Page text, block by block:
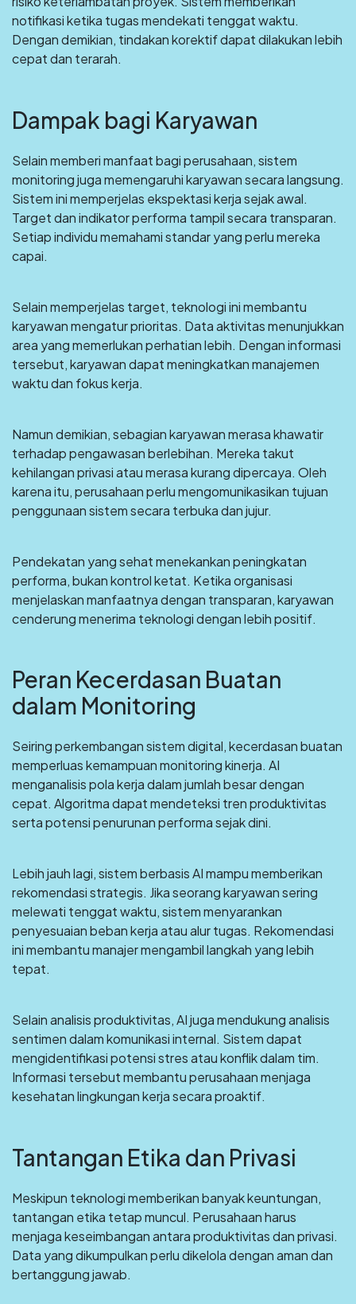
notifikasi ketika tugas mendekati tenggat waktu.
Dengan demikian, tindakan korektif dapat dilakukan lebih
cepat dan terarah.
Dampak bagi Karyawan
Selain memberi manfaat bagi perusahaan, sistem
monitoring juga memengaruhi karyawan secara langsung.
Sistem ini memperjelas ekspektasi kerja sejak awal.
Target dan indikator performa tampil secara transparan.
Setiap individu memahami standar yang perlu mereka
capai.
Selain memperjelas target, teknologi ini membantu
karyawan mengatur prioritas. Data aktivitas menunjukkan
area yang memerlukan perhatian lebih. Dengan informasi
tersebut, karyawan dapat meningkatkan manajemen
waktu dan fokus kerja.
Namun demikian, sebagian karyawan merasa khawatir
terhadap pengawasan berlebihan. Mereka takut
kehilangan privasi atau merasa kurang dipercaya. Oleh
karena itu, perusahaan perlu mengomunikasikan tujuan
penggunaan sistem secara terbuka dan jujur.
Pendekatan yang sehat menekankan peningkatan
performa, bukan kontrol ketat. Ketika organisasi
menjelaskan manfaatnya dengan transparan, karyawan
cenderung menerima teknologi dengan lebih positif.
Peran Kecerdasan Buatan
dalam Monitoring
Seiring perkembangan sistem digital, kecerdasan buatan
memperluas kemampuan monitoring kinerja. AI
menganalisis pola kerja dalam jumlah besar dengan
cepat. Algoritma dapat mendeteksi tren produktivitas
serta potensi penurunan performa sejak dini.
Lebih jauh lagi, sistem berbasis AI mampu memberikan
rekomendasi strategis. Jika seorang karyawan sering
melewati tenggat waktu, sistem menyarankan
penyesuaian beban kerja atau alur tugas. Rekomendasi
ini membantu manajer mengambil langkah yang lebih
tepat.
Selain analisis produktivitas, AI juga mendukung analisis
sentimen dalam komunikasi internal. Sistem dapat
mengidentifikasi potensi stres atau konflik dalam tim.
Informasi tersebut membantu perusahaan menjaga
kesehatan lingkungan kerja secara proaktif.
Tantangan Etika dan Privasi
Meskipun teknologi memberikan banyak keuntungan,
tantangan etika tetap muncul. Perusahaan harus
menjaga keseimbangan antara produktivitas dan privasi.
Data yang dikumpulkan perlu dikelola dengan aman dan
bertanggung jawab.